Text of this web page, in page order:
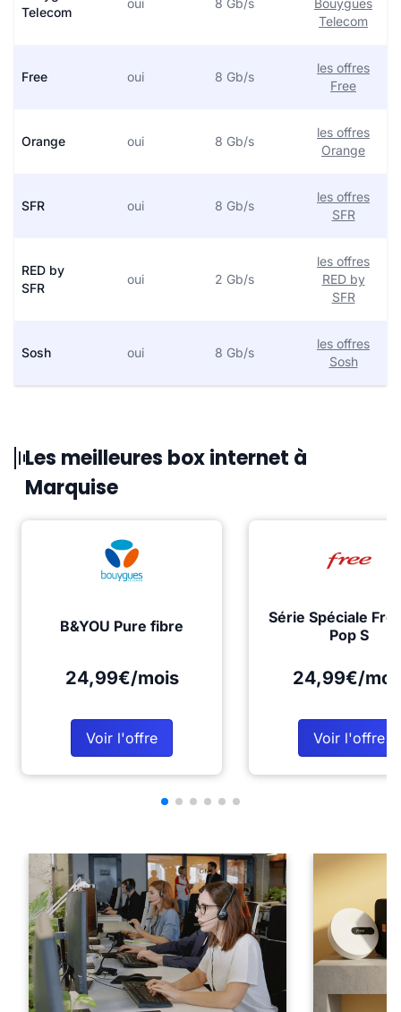
Telecom
oui 8 Gb/s
Bouygues
Telecom
Free oui 8 Gb/s
les offres
Free
Orange oui 8 Gb/s
les offres
Orange
SFR oui 8 Gb/s
les offres
SFR
RED by
SFR
oui 2 Gb/s
les offres
RED by
SFR
Sosh oui 8 Gb/s
les offres
Sosh
Les meilleures box internet à
Marquise
B&YOU Pure fibre
24,99€/mois
Voir l'offre
Série Spéciale
Pop S
24,99€/
Voir l'offre